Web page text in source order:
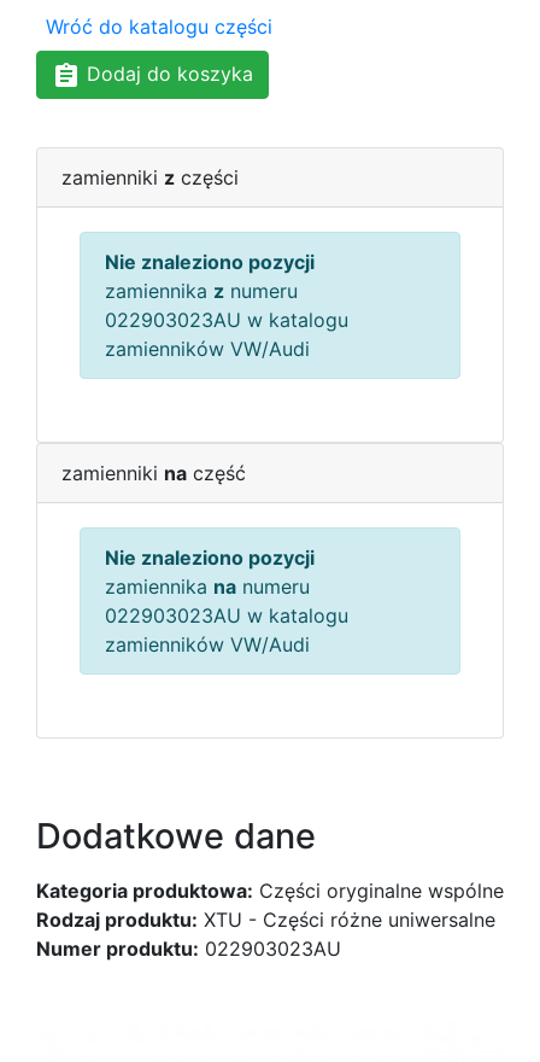
Wróć do katalogu części
Dodaj do koszyka
zamienniki z części
Nie znaleziono pozycji
zamiennika z numeru
022903023AU w katalogu
zamienników VW/Audi
zamienniki na część
Nie znaleziono pozycji
zamiennika na numeru
022903023AU w katalogu
zamienników VW/Audi
Dodatkowe dane
Kategoria produktowa: Części oryginalne wspólne
Rodzaj produktu: XTU - Części różne uniwersalne
Numer produktu: 022903023AU